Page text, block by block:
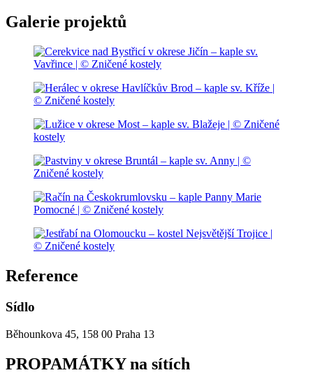
Galerie projektů
Reference
Sídlo
Běhounkova 45, 158 00 Praha 13
PROPAMÁTKY na sítích